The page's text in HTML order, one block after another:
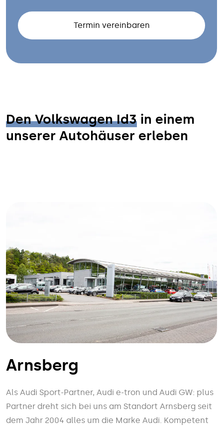
Termin vereinbaren
Den Volkswagen Id3 in einem
unserer Autohäuser erleben
Arnsberg
Als Audi Sport-Partner, Audi e-tron und Audi GW: plus
Partner dreht sich bei uns am Standort Arnsberg seit
dem Jahr 2004 alles um die Marke Audi. Kompetent